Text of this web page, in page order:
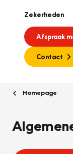
Zekerheden
Afspraak
Contact
Homepage